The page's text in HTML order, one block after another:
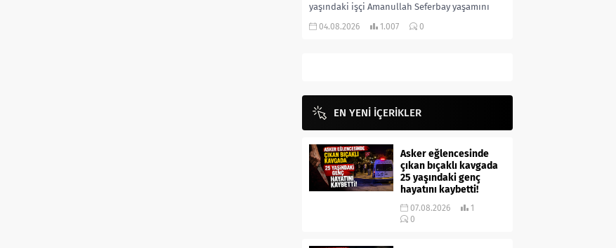
yaşındaki işçi Amanullah Seferbay yaşamını
yitirdi. Olayla ilgili...
04.08.2026 1.007 0
EN YENİ İÇERİKLER
Asker eğlencesinde
çıkan bıçaklı kavgada
25 yaşındaki genç
hayatını kaybetti!
07.08.2026
1
0